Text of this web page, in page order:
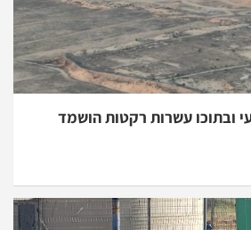
ובתוכו עשרות רקטות הושמד